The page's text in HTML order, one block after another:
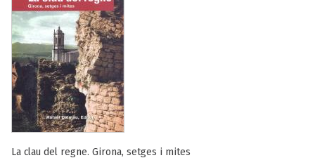
La clau del regne. Girona, setges i mites